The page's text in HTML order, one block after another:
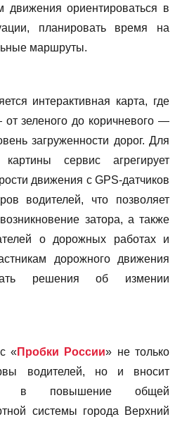
движения ориентироваться в
планировать время на
маршруты.
интерактивная карта, где
зеленого до коричневого —
загруженности дорог. Для
сервис агрегирует
движения с GPS-датчиков
водителей, что позволяет
затора, а также
о дорожных работах и
дорожного движения
решения об измении
« Пробки России» не только
водителей, но и вносит
в повышение общей
системы города Верхний